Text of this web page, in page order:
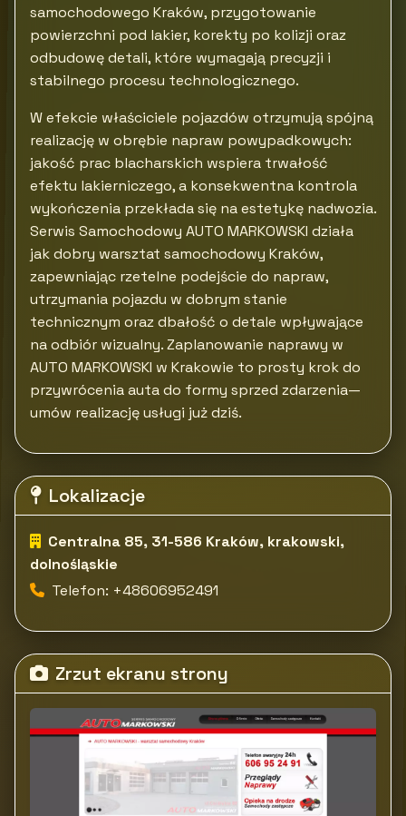
samochodowego Kraków, przygotowanie
powierzchni pod lakier, korekty po kolizji oraz
odbudowę detali, które wymagają precyzji i
stabilnego procesu technologicznego.
W efekcie właściciele pojazdów otrzymują spójną
realizację w obrębie napraw powypadkowych:
jakość prac blacharskich wspiera trwałość
efektu lakierniczego, a konsekwentna kontrola
wykończenia przekłada się na estetykę nadwozia.
Serwis Samochodowy AUTO MARKOWSKI działa
jak dobry warsztat samochodowy Kraków,
zapewniając rzetelne podejście do napraw,
utrzymania pojazdu w dobrym stanie
technicznym oraz dbałość o detale wpływające
na odbiór wizualny. Zaplanowanie naprawy w
AUTO MARKOWSKI w Krakowie to prosty krok do
przywrócenia auta do formy sprzed zdarzenia—
umów realizację usługi już dziś.
Lokalizacje
Centralna 85, 31-586 Kraków, krakowski,
dolnośląskie
Telefon: +48606952491
Zrzut ekranu strony